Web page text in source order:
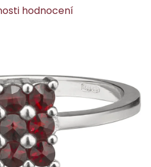
hodnocení